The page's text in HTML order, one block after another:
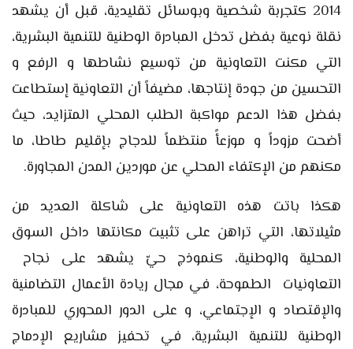
2014 كتجربة شخصية وبوسائل تقليدية، قبل أن يشهد
نقلة نوعية بفضل تدخل المبادرة الوطنية للتنمية البشرية،
التي مكنت التعاونية من توسيع نشاطها و الرفع و
التحسين من جودة إنتاجها، مضيفاً أن التعاونية إستطاعت
بفضل هذا الدعم مواكبة الطلب المحلي المتزايد، حيث
أضحت مزوداً و موزعأً منتظماً للدجاج بإقليم طاطا، ما
مكنهم من الإكتفاء المحلي عن موردين المدن المجاورة.
هكذا باتت هذه التعاونية على شاكلة العديد من
مثيلاتها، التي تراهن على تثبيت مكانتها داخل السوق
المحلية والوطنية، كنموذج حيّ يشهد على نجاح
التعاونيات الطموحة، في مجال ريادة الأعمال التضامنية
والإقتصاد و الإجتماعي، و على الدور المحوري للمبادرة
الوطنية للتنمية البشرية، في تحفيز مشاريع الإدماج